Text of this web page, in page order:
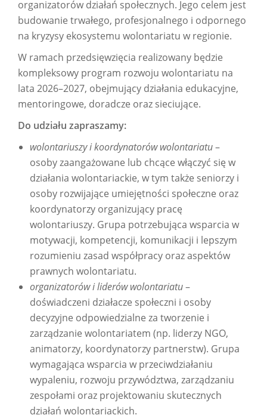
organizatorów działań społecznych. Jego celem jest
budowanie trwałego, profesjonalnego i odpornego
na kryzysy ekosystemu wolontariatu w regionie.
W ramach przedsięwzięcia realizowany będzie
kompleksowy program rozwoju wolontariatu na
lata 2026–2027, obejmujący działania edukacyjne,
mentoringowe, doradcze oraz sieciujące.
Do udziału zapraszamy:
wolontariuszy i koordynatorów wolontariatu–
osoby zaangażowane lub chcące włączyć się w
działania wolontariackie, w tym także seniorzy i
osoby rozwijające umiejętności społeczne oraz
koordynatorzy organizujący pracę
wolontariuszy. Grupa potrzebująca wsparcia w
motywacji, kompetencji, komunikacji i lepszym
rozumieniu zasad współpracy oraz aspektów
prawnych wolontariatu.
organizatorów i liderów wolontariatu–
doświadczeni działacze społeczni i osoby
decyzyjne odpowiedzialne za tworzenie i
zarządzanie wolontariatem (np. liderzy NGO,
animatorzy, koordynatorzy partnerstw). Grupa
wymagająca wsparcia w przeciwdziałaniu
wypaleniu, rozwoju przywództwa, zarządzaniu
zespołami oraz projektowaniu skutecznych
działań wolontariackich.